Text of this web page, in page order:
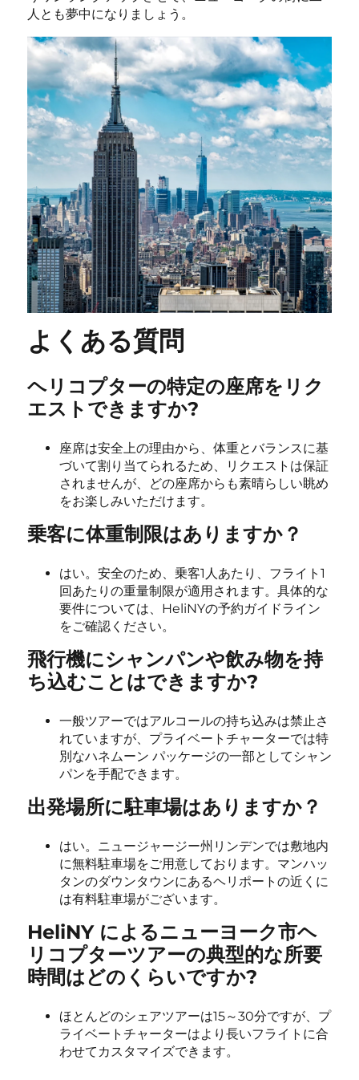
人とも夢中になりましょう。
よくある質問
ヘリコプターの特定の座席をリク
エストできますか?
座席は安全上の理由から、体重とバランスに基
づいて割り当てられるため、リクエストは保証
されませんが、どの座席からも素晴らしい眺め
をお楽しみいただけます。
乗客に体重制限はありますか？
はい。安全のため、乗客1人あたり、フライト1
回あたりの重量制限が適用されます。具体的な
要件については、HeliNYの予約ガイドライン
をご確認ください。
飛行機にシャンパンや飲み物を持
ち込むことはできますか?
一般ツアーではアルコールの持ち込みは禁止さ
れていますが、プライベートチャーターでは特
別なハネムーン パッケージの一部としてシャン
パンを手配できます。
出発場所に駐車場はありますか？
はい。ニュージャージー州リンデンでは敷地内
に無料駐車場をご用意しております。マンハッ
タンのダウンタウンにあるヘリポートの近くに
は有料駐車場がございます。
HeliNY によるニューヨーク市ヘ
リコプターツアーの典型的な所要
時間はどのくらいですか?
ほとんどのシェアツアーは15～30分ですが、プ
ライベートチャーターはより長いフライトに合
わせてカスタマイズできます。